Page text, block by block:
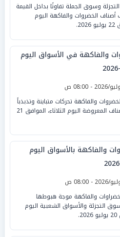
وسوق الجملة تفاوتًا بداخل القيمة
أصناف الخضروات والفاكهة اليوم
والفاكهة في الأسواق اليوم
والفاكهة تحركات متباينة وتذبذباً
في مختلف الأصناف المعروضة اليوم الثلاثاء، الموافق 21
والفاكهة بالأسواق اليوم
والفاكهة موجة هبوطها
التجزئة والأسواق الشعبية اليوم